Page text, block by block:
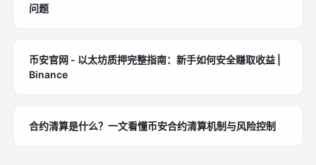
问题
币安官网 - 以太坊质押完整指南：新手如何安全赚取收益 |
Binance
合约清算是什么？一文看懂币安合约清算机制与风险控制